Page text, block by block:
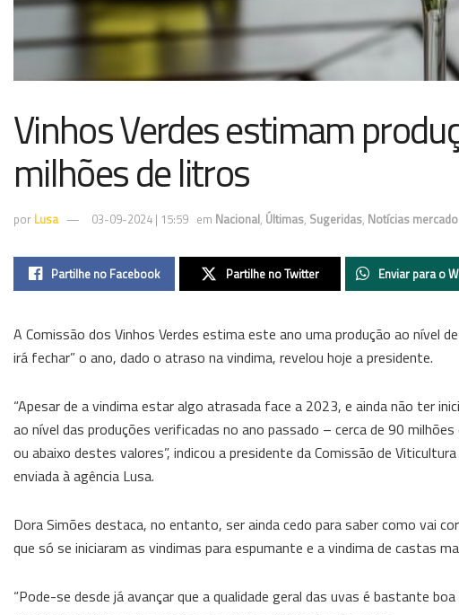
Vinhos Verdes estimam
milhões de litros
por Lusa 03-09-2024 | 15:59 em Nacional, Últimas, Sugeridas, Notícias
Partilhe no Facebook Partilhe no Twitter Enviar para o
A Comissão dos Vinhos Verdes estima este ano uma produção ao nível
irá fechar” o ano, dado o atraso na vindima, revelou hoje a presidente.
“Apesar de a vindima estar algo atrasada face a 2023, e ainda não ter
ao nível das produções verificadas no ano passado – cerca de 90
ou abaixo destes valores”, indicou a presidente da Comissão de
enviada à agência Lusa.
Dora Simões destaca, no entanto, ser ainda cedo para saber como vai
que só se iniciaram as vindimas para espumante e a vindima de castas
“Pode-se desde já avançar que a qualidade geral das uvas é bastante